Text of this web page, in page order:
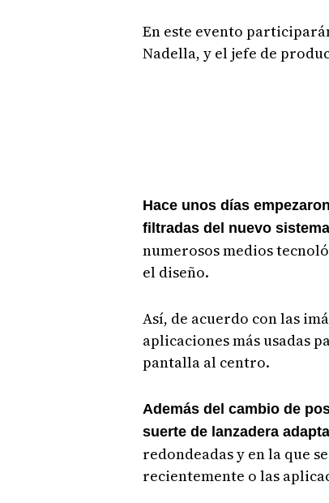
En este evento
Nadella, y el jefe de
Hace unos días
filtradas del nuevo
numerosos medios
el diseño.
Así, de acuerdo con las
aplicaciones más usadas
pantalla al centro.
Además del cambio de
suerte de lanzadera
redondeadas y en la que
recientemente o las